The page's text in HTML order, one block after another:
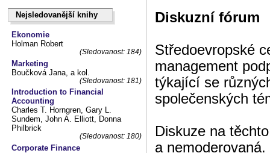
Nejsledovanější knihy
Nejsledovanější knihy
Ekonomie
Holman Robert
(Sledovanost: 184)
Marketing
Boučková Jana, a kol.
(Sledovanost: 181)
Introduction to Financial
Accounting
Charles T. Horngren, Gary L.
Sundem, John A. Elliott, Donna
Philbrick
(Sledovanost: 180)
Corporate Finance
Diskuzní fórum
Středoevropské
management
týkající se
společenských
Diskuze na
a